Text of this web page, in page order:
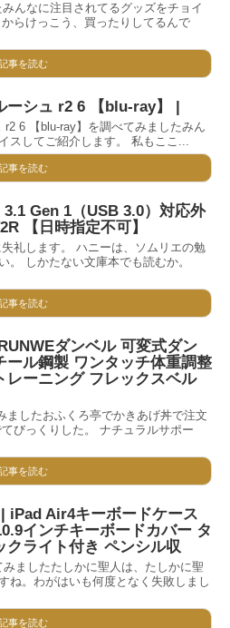
んなに注目されてるグッズをチョイ
らけっこう、買ったりしてるんで
事を読む
ーシュ r2 6 【blu-ray】 |
6 【blu-ray】を調べてみましたみん
スしてご紹介します。 私もここ...
事を読む
Gen 1（USB 3.0）対応外
【日時指定不可】
礼します。 ハニーは、ソムリエの勉
。 しかたない文庫本でも読むか。
事を読む
ダンベル 可変式ダン
ール鋼製 ワンタッチ体重調整
レーニング フレックスベル
ましたおふくろ亭でかきあげ丼で注文
びっくりした。 ナチュラルサポー
事を読む
iPad Air4キーボードケース
インチキーボードカバー タ
クライト付き ペンシル収
ましたたしかに聖人は、たしかに聖
ね。わがはいも何度となく失敗しまし
事を読む